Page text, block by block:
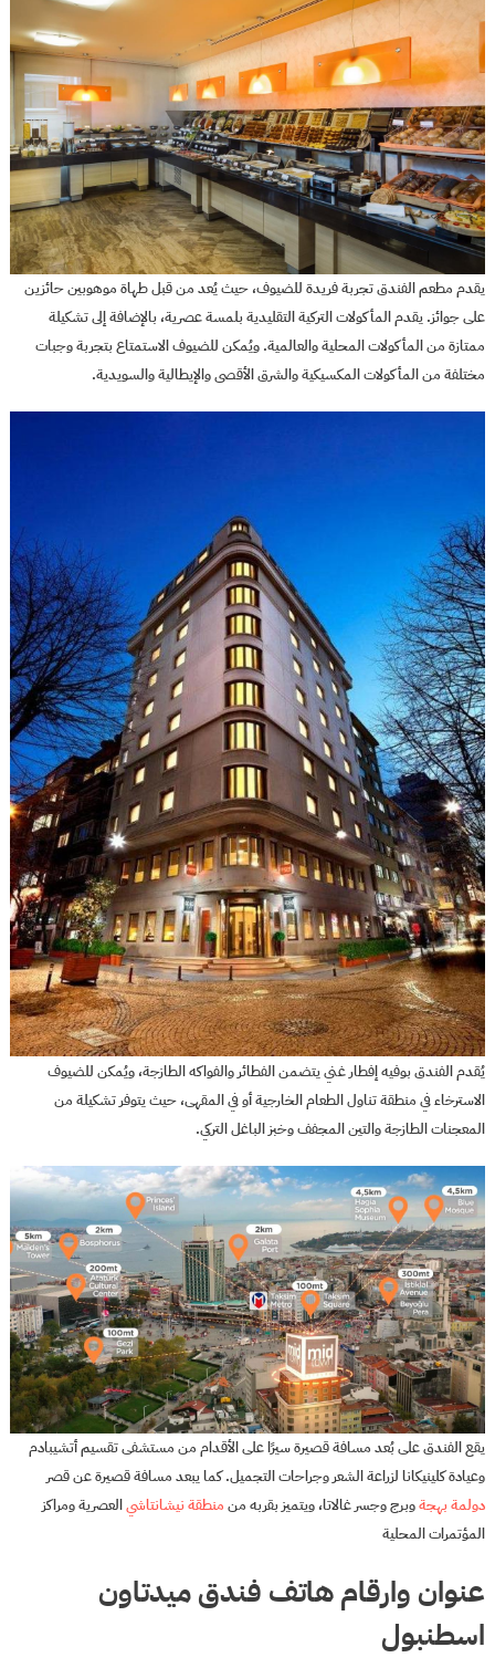
يقدم مطعم الفندق تجربة فريدة للضيوف، حيث يُعد من قبل طهاة موهوبين حائزين
على جوائز. يقدم المأكولات التركية التقليدية بلمسة عصرية، بالإضافة إلى تشكيلة
ممتازة من المأكولات المحلية والعالمية. ويُمكن للضيوف الاستمتاع بتجربة وجبات
مختلفة من المأكولات المكسيكية والشرق الأقصى والإيطالية والسويدية.
يُقدم الفندق بوفيه إفطار غني يتضمن الفطائر والفواكه الطازجة، ويُمكن للضيوف
الاسترخاء في منطقة تناول الطعام الخارجية أو في المقهى، حيث يتوفر تشكيلة من
المعجنات الطازجة والتين المجفف وخبز الباغل التركي.
يقع الفندق على بُعد مسافة قصيرة سيرًا على الأقدام من مستشفى تقسيم أتشيبادم
وعيادة كلينيكانا لزراعة الشعر وجراحات التجميل. كما يبعد مسافة قصيرة عن قصر
دولمة بهجةوبرج وجسر غالاتا، ويتميز بقربه من منطقة نيشانتاشيالعصرية ومراكز
المؤتمرات المحلية
عنوان وارقام هاتف فندق ميدتاون
اسطنبول